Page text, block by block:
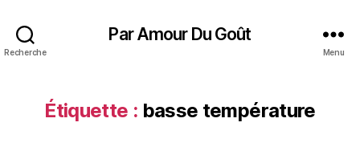
Recherche
Par Amour Du Goût
Menu
Étiquette : basse température